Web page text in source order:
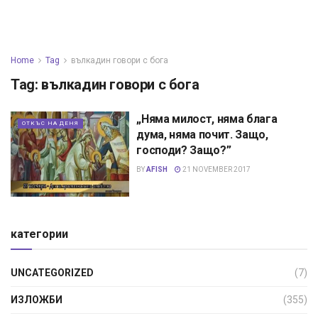
Home Tag вълкадин говори с бога
Tag: вълкадин говори с бога
ОТКЪС НА ДЕНЯ
„Няма милост, няма блага
дума, няма почит. Защо,
господи? Защо?”
BYAFISH 21 NOVEMBER 2017
категории
UNCATEGORIZED (7)
ИЗЛОЖБИ (355)